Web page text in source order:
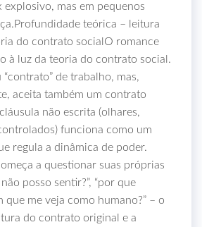
explosivo, mas em pequenos
teórica – leitura
do contrato socialO romance
à luz da teoria do contrato social.
“contrato” de trabalho, mas,
aceita também um contrato
não escrita (olhares,
funciona como um
regula a dinâmica de poder.
a questionar suas próprias
posso sentir?”, “por que
que me veja como humano?” – o
do contrato original e a